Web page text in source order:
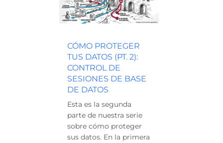
CÓMO PROTEGER
TUS DATOS (PT. 2):
CONTROL DE
SESIONES DE BASE
DE DATOS
Esta es la segunda
parte de nuestra serie
sobre cómo proteger
sus datos. En la primera